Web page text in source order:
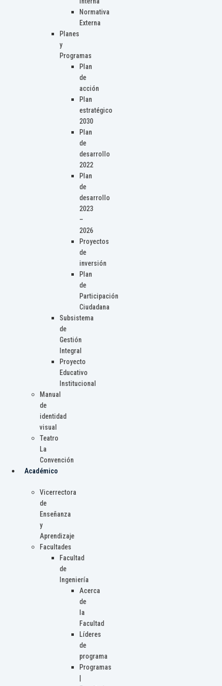
Normativa
Externa
Planes
y
Programas
Plan
de
acción
Plan
estratégico
2030
Plan
de
desarrollo
2022
Plan
de
desarrollo
2023
–
2026
Proyectos
de
inversión
Plan
de
Participación
Ciudadana
Subsistema
de
Gestión
Integral
Proyecto
Educativo
Institucional
Manual
de
identidad
visual
Teatro
La
Convención
Académico
Vicerrectora
de
Enseñanza
y
Aprendizaje
Facultades
Facultad
de
Ingeniería
Acerca
de
la
Facultad
Líderes
de
programa
Programas